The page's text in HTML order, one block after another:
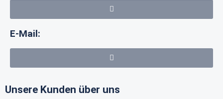
E-Mail:
Unsere Kunden über uns